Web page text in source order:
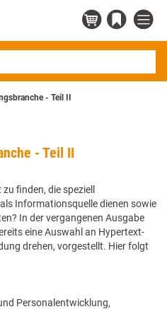
- Teil II
- Teil II
finden, die speziell
Informationsquelle dienen sowie
In der vergangenen Ausgabe
eine Auswahl an Hypertext-
drehen, vorgestellt. Hier folgt
Personalentwicklung,